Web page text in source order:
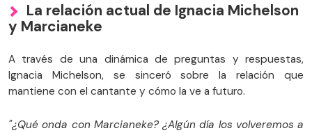
La relación actual de Ignacia Michelson
y Marcianeke
A través de una dinámica de preguntas y respuestas,
Ignacia Michelson, se sinceró sobre la relación que
mantiene con el cantante y cómo la ve a futuro.
"¿Qué onda con Marcianeke? ¿Algún día los volveremos a